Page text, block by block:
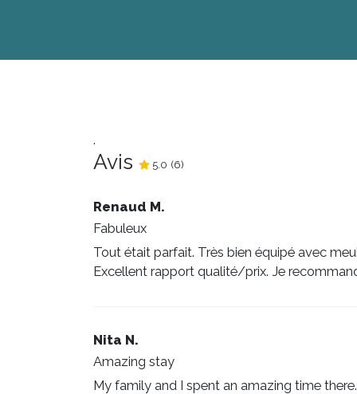
.
Avis 5.0 /5
5.0 (6)
Renaud M.
Fabuleux
Tout était parfait. Très bien équipé avec
Excellent rapport qualité/prix. Je
Nita N.
Amazing stay
My family and I spent an amazing time